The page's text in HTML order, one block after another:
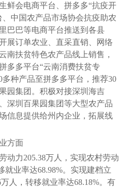
鲜会电商平台、拼多多“抗疫开
中国农产品市场协会抗疫助农
巴巴等电商平台推送到各县
展订单农业、直采直销、网络
南扶贫特色农产品线上销售，
多多平台“云南消费扶贫专
多种产品至拼多多平台，推荐30
园集团。积极对接深圳海吉
深圳百果园集团等大型农产品
信息提供给州内企业，拓展线
方面
力205.38万人，实现农村劳动
就业率达68.98%。实现建档立
人，转移就业率达68.18%。有